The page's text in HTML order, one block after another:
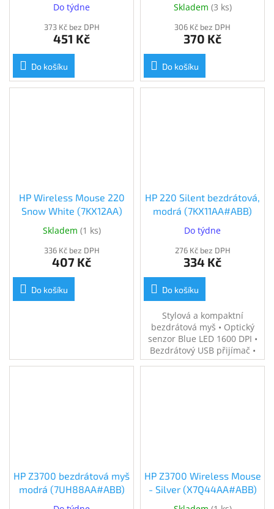
Do týdne
373 Kč bez DPH
451 Kč
Do košíku
Skladem (3 ks)
306 Kč bez DPH
370 Kč
Do košíku
HP Wireless Mouse 220
Snow White (7KX12AA)
Skladem (1 ks)
336 Kč bez DPH
407 Kč
Do košíku
HP 220 Silent bezdrátová,
modrá (7KX11AA#ABB)
Do týdne
276 Kč bez DPH
334 Kč
Do košíku
Stylová a kompaktní
bezdrátová myš • Optický
senzor Blue LED 1600 DPI •
Bezdrátový USB přijímač •
Rozměry 9,5 × 5,7 × 3,9 cm •
HP Z3700 bezdrátová myš
modrá (7UH88AA#ABB)
HP Z3700 Wireless Mouse
- Silver (X7Q44AA#ABB)